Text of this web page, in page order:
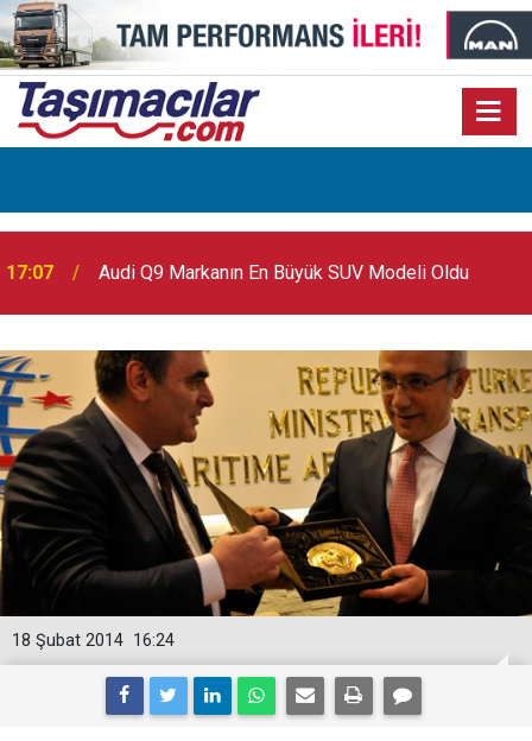
17:07 Audi Q9 Markanın En Büyük SUV Modeli Oldu
16:24
18 Şubat 2014